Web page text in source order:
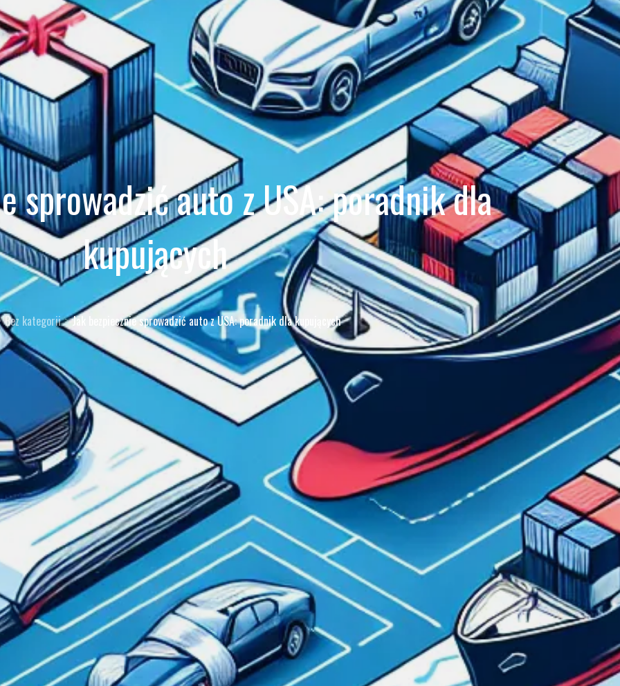
sprowadzić auto z USA: poradnik dla
kupujących
Bez kategorii Jak bezpiecznie sprowadzić auto z USA: poradnik dla kupujących